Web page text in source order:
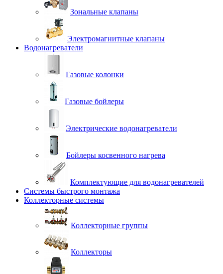
Зональные клапаны
Электромагнитные клапаны
Водонагреватели
Газовые колонки
Газовые бойлеры
Электрические водонагреватели
Бойлеры косвенного нагрева
Комплектующие для водонагревателей
Системы быстрого монтажа
Коллекторные системы
Коллекторные группы
Коллекторы